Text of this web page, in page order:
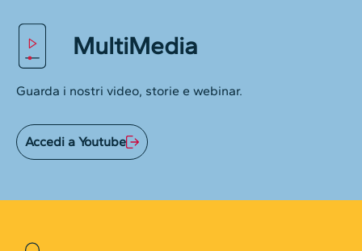
MultiMedia
Guarda i nostri video, storie e webinar.
Accedi a Youtube